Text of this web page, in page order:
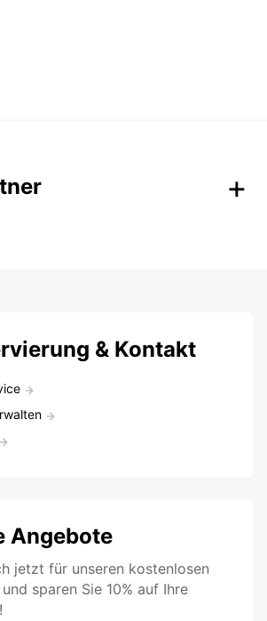
& Kontakt
Angebote
jetzt für unseren kostenlosen
sparen Sie 10% auf Ihre